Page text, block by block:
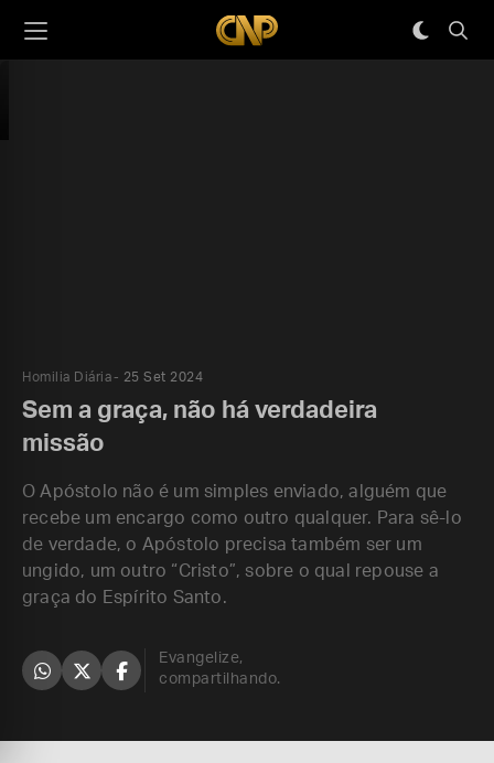
Homilia Diária 25 Set 2024
Sem a graça, não há verdadeira
missão
O Apóstolo não é um simples enviado, alguém que
recebe um encargo como outro qualquer. Para sê-lo
de verdade, o Apóstolo precisa também ser um
ungido, um outro “Cristo”, sobre o qual repouse a
graça do Espírito Santo.
Evangelize,
compartilhando.